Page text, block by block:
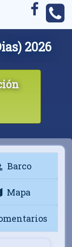
2026
Barco
Mapa